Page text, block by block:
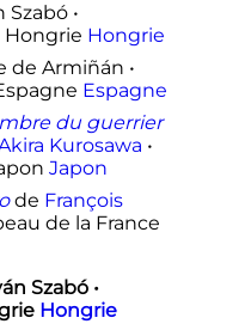
•
Hongrie
de Armiñán •
Espagne
du guerrier
Kurosawa •
Japon
de François
Szabó •
Hongrie